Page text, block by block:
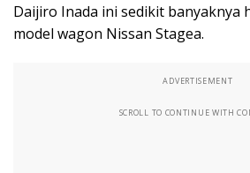
Daijiro Inada ini sedikit banyaknya
model wagon Nissan Stagea.
ADVERTISEMENT
SCROLL TO CONTINUE WITH